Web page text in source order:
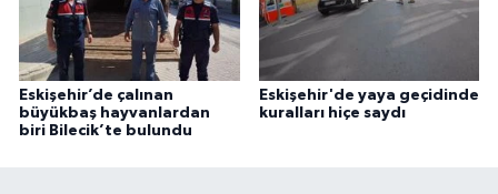
Eskişehir’de çalınan
büyükbaş hayvanlardan
biri Bilecik’te bulundu
Eskişehir'de yaya geçidinde
kuralları hiçe saydı